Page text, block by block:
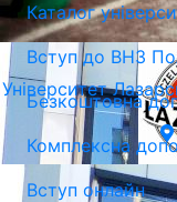
Університет
Каталог
Вступ до ВНЗ
Безкоштовна
Комплексна
Вступ онлайн